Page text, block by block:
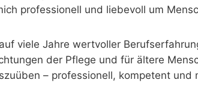
professionell und liebevoll um
viele Jahre wertvoller
der Pflege und für ältere
– professionell, kompetent und